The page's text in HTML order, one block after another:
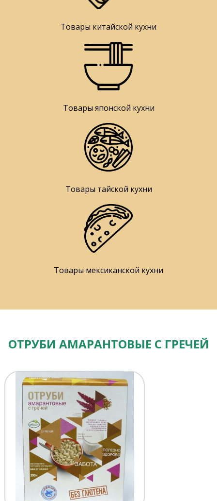
Товары китайской кухни
Товары японской кухни
Товары тайской кухни
Товары мексиканской кухни
ОТРУБИ АМАРАНТОВЫЕ С ГРЕЧЕЙ